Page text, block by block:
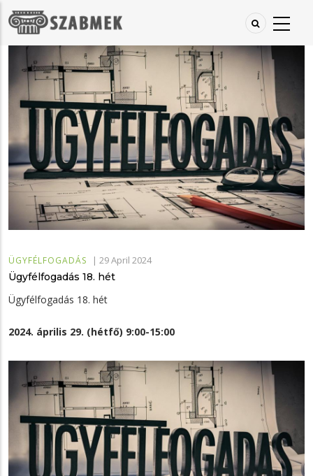
Ugrás
ÜGYFÉLFOGADÁS | 29 April 2024
Ügyfélfogadás 18. hét
Ügyfélfogadás 18. hét
2024. április 29. (hétfő) 9:00-15:00